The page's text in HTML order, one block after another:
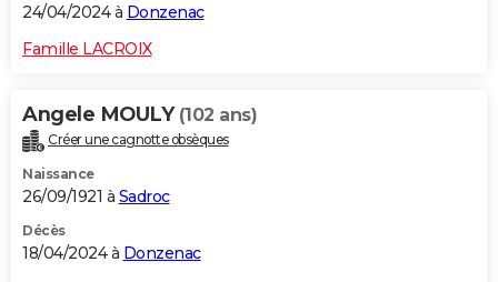
24/04/2024 à Donzenac
Famille LACROIX
Angele MOULY (102 ans)
Créer une cagnotte obsèques
Naissance
26/09/1921 à Sadroc
Décès
18/04/2024 à Donzenac